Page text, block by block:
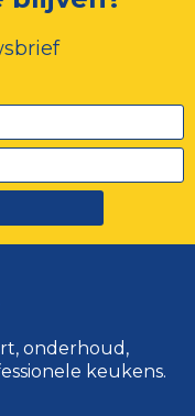
onderhoud,
keukens.